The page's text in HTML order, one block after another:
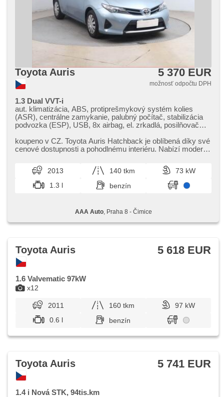
Toyota Auris 5 370 EUR
možnosť odpočtu DPH
1.3 Dual VVT-i
aut. klimatizácia, ABS, protiprešmykový systém kolies
(ASR), centrálne zamykanie, palubný počítač, stabilizácia
podvozka (ESP), USB, 8x airbag, el. zrkadlá, posilňovač
koupeno v CZ. Toyota Auris Hatchback je oblíbená díky své
cenové dostupnosti a pohodlnému interiéru. Nabízí moderní
2013 140 tkm
73 kW
1.3 l
benzín
AAA Auto, Praha 8 - Čimice
x12
Toyota Auris 5 618 EUR
1.6 Valvematic 97kW
2011 160 tkm
97 kW
0.6 l
benzín
Toyota Auris 5 741 EUR
1.4 i Nová STK, 94tis.km